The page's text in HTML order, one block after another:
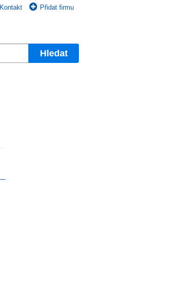
Kontakt Přidat firmu
Hledat